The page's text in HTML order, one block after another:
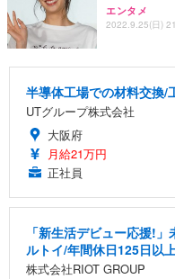
エンタメ
2022.9.25(日)
半導体工場での材料交換/
UTグループ株式会社
大阪府
月給21万円
正社員
「新生活デビュー応援!
ルトイ/年間休日125日以
株式会社RIOT GROUP